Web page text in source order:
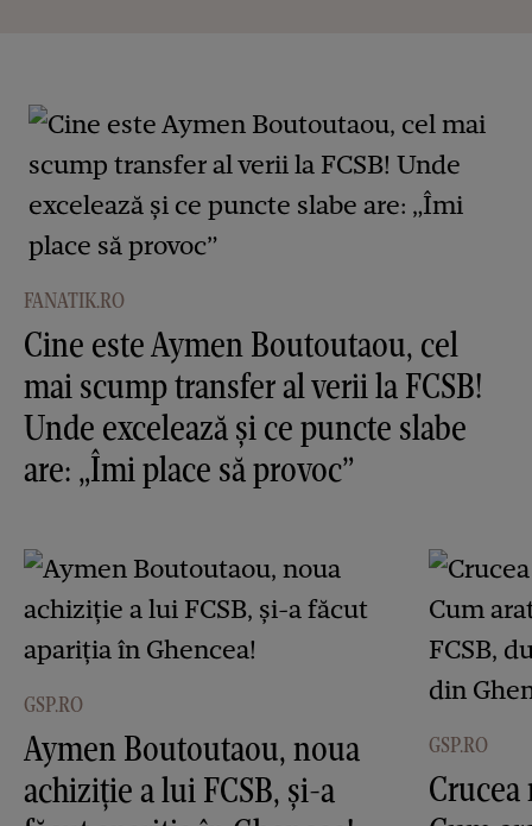
FANATIK.RO
Cine este Aymen Boutoutaou, cel
mai scump transfer al verii la FCSB!
Unde excelează și ce puncte slabe
are: „Îmi place să provoc”
GSP.RO
Aymen Boutoutaou, noua
achiziție a lui FCSB, și-a
GSP.RO
Crucea